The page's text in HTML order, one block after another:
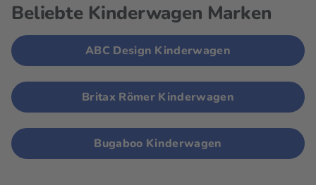
Beliebte Kinderwagen Marken
ABC Design Kinderwagen
Britax Römer Kinderwagen
Bugaboo Kinderwagen